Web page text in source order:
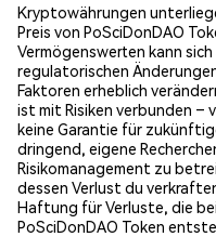
Kryptowährungen
Preis von PoSciDonDAO
Vermögenswerten kann
regulatorischen
Faktoren erheblich
ist mit Risiken verbunden –
keine Garantie für
dringend, eigene
Risikomanagement zu
dessen Verlust du
Haftung für Verluste, die
PoSciDonDAO Token